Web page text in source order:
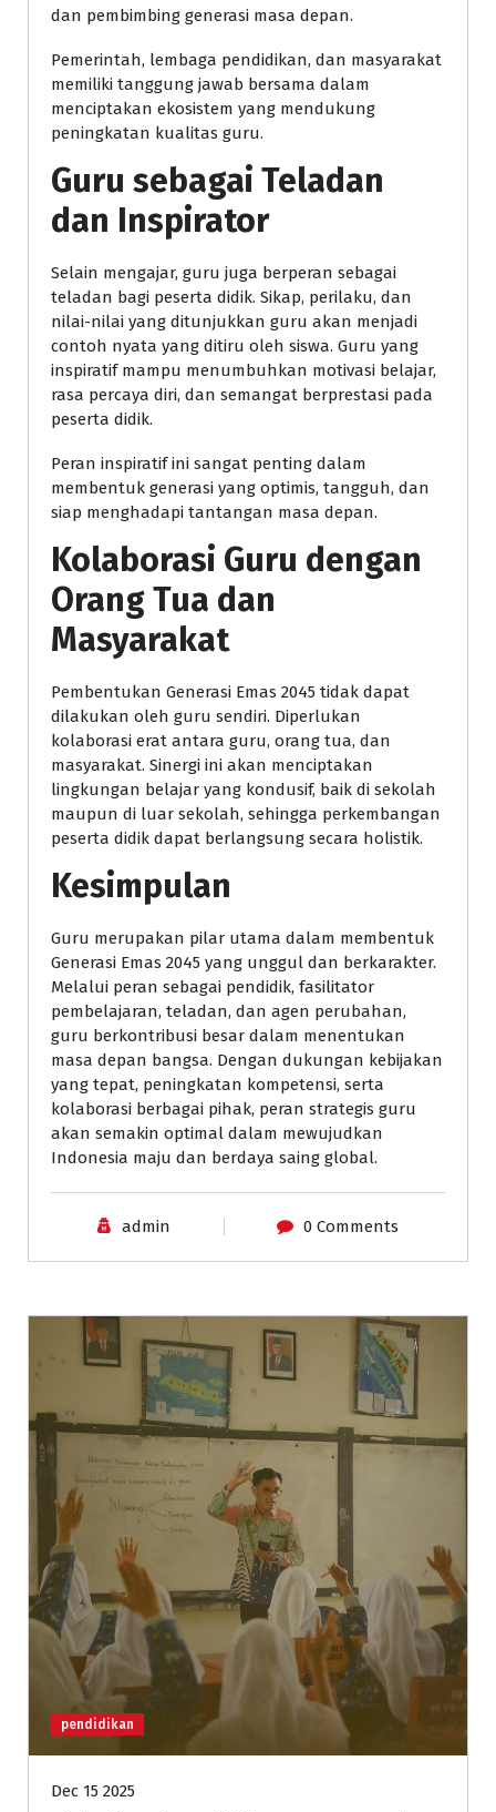
dan pembimbing generasi masa depan.
Pemerintah, lembaga pendidikan, dan masyarakat
memiliki tanggung jawab bersama dalam
menciptakan ekosistem yang mendukung
peningkatan kualitas guru.
Guru sebagai Teladan
dan Inspirator
Selain mengajar, guru juga berperan sebagai
teladan bagi peserta didik. Sikap, perilaku, dan
nilai-nilai yang ditunjukkan guru akan menjadi
contoh nyata yang ditiru oleh siswa. Guru yang
inspiratif mampu menumbuhkan motivasi belajar,
rasa percaya diri, dan semangat berprestasi pada
peserta didik.
Peran inspiratif ini sangat penting dalam
membentuk generasi yang optimis, tangguh, dan
siap menghadapi tantangan masa depan.
Kolaborasi Guru dengan
Orang Tua dan
Masyarakat
Pembentukan Generasi Emas 2045 tidak dapat
dilakukan oleh guru sendiri. Diperlukan
kolaborasi erat antara guru, orang tua, dan
masyarakat. Sinergi ini akan menciptakan
lingkungan belajar yang kondusif, baik di sekolah
maupun di luar sekolah, sehingga perkembangan
peserta didik dapat berlangsung secara holistik.
Kesimpulan
Guru merupakan pilar utama dalam membentuk
Generasi Emas 2045 yang unggul dan berkarakter.
Melalui peran sebagai pendidik, fasilitator
pembelajaran, teladan, dan agen perubahan,
guru berkontribusi besar dalam menentukan
masa depan bangsa. Dengan dukungan kebijakan
yang tepat, peningkatan kompetensi, serta
kolaborasi berbagai pihak, peran strategis guru
akan semakin optimal dalam mewujudkan
Indonesia maju dan berdaya saing global.
admin 0 Comments
pendidikan
Dec 15 2025